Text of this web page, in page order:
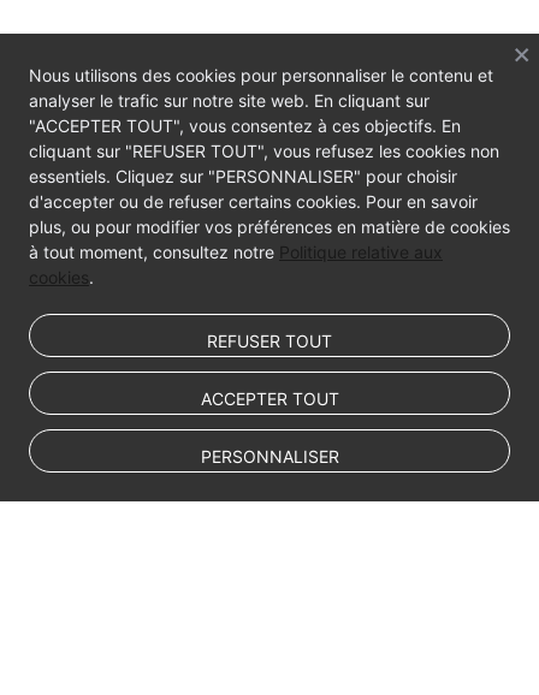
Nous utilisons des cookies pour personnaliser le contenu et
analyser le trafic sur notre site web. En cliquant sur
"ACCEPTER TOUT", vous consentez à ces objectifs. En
cliquant sur "REFUSER TOUT", vous refusez les cookies non
essentiels. Cliquez sur "PERSONNALISER" pour choisir
d'accepter ou de refuser certains cookies. Pour en savoir
plus, ou pour modifier vos préférences en matière de cookies
à tout moment, consultez notre Politique relative aux
cookies.
REFUSER TOUT
ACCEPTER TOUT
PERSONNALISER